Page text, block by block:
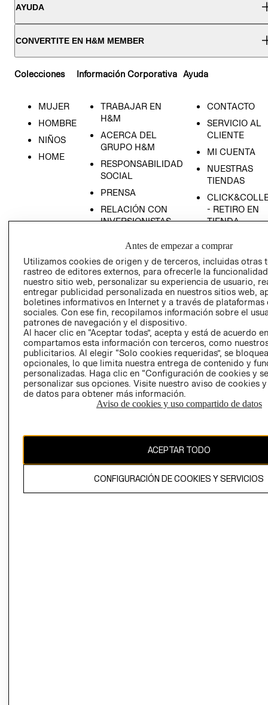
AYUDA
CONVERTITE EN H&M MEMBER
Colecciones
MUJER
HOMBRE
NIÑOS
HOME
Información Corporativa
TRABAJAR EN
H&M
ACERCA DEL
GRUPO H&M
RESPONSABILIDAD
SOCIAL
PRENSA
RELACIÓN CON
INVERSIONISTAS
EMPRESARIAL
Ayuda
CONTACTO
SERVICIO AL
CLIENTE
MI CUENTA
NUESTRAS
TIENDAS
- RETIRO EN
TIENDA
CONDICIONES
AVISO DE
PRIVACIDAD
GIFT CARD
AVISO DE
El contenido de esta página web está protegido por copyright y es
propiedad de H&M Hennes & Mauritz AB.
Antes de empezar a comprar
Utilizamos cookies de origen y de terceros, incluidas otras
rastreo de editores externos, para ofrecerle la
nuestro sitio web, personalizar su experiencia de usuario,
entregar publicidad personalizada en nuestros sitios web,
boletines informativos en Internet y a través de plataformas
sociales. Con ese fin, recopilamos información sobre el
patrones de navegación y el dispositivo.
Al hacer clic en “Aceptar todas”, acepta y está de acuerdo
compartamos esta información con terceros, como
publicitarios. Al elegir “Solo cookies requeridas”, se
opcionales, lo que limita nuestra entrega de contenido y
personalizadas. Haga clic en “Configuración de cookies y
personalizar sus opciones. Visite nuestro aviso de cookies
de datos para obtener más información.
Aviso de cookies y uso compartido de datos
ACEPTAR TODO
CONFIGURACIÓN DE COOKIES Y SERVICIOS